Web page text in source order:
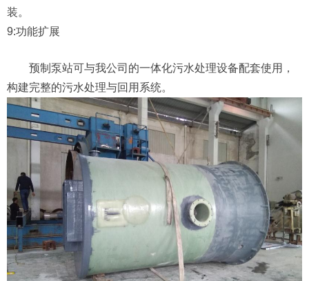
装。
9:功能扩展
预制泵站可与我公司的一体化污水处理设备配套使用，
构建完整的污水处理与回用系统。